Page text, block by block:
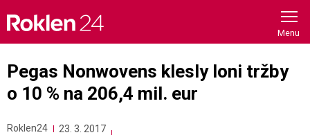
content
Pegas Nonwovens klesly loni tržby
o 10 % na 206,4 mil. eur
Roklen24 23. 3. 2017